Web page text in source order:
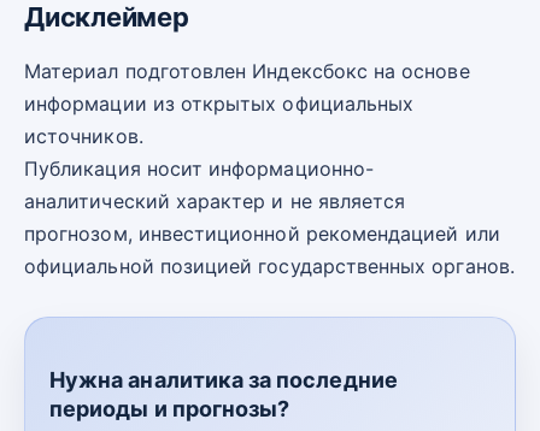
Дисклеймер
Материал подготовлен Индексбокс на основе
информации из открытых официальных
источников.
Публикация носит информационно-
аналитический характер и не является
прогнозом, инвестиционной рекомендацией или
официальной позицией государственных органов.
Нужна аналитика за последние
периоды и прогнозы?